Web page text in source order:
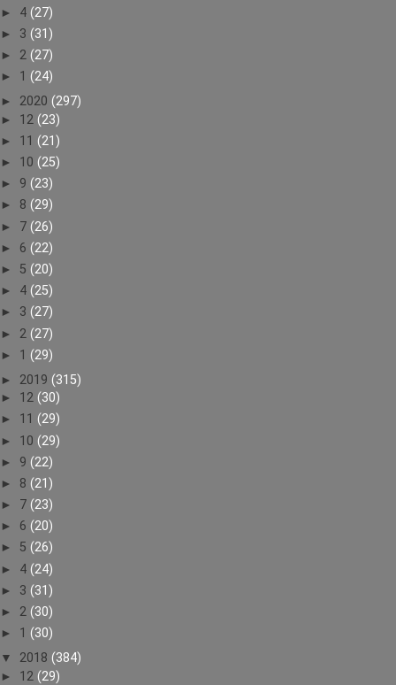
► 4 (27)
► 3 (31)
► 2 (27)
► 1 (24)
► 2020 (297)
► 12 (23)
► 11 (21)
► 10 (25)
► 9 (23)
► 8 (29)
► 7 (26)
► 6 (22)
► 5 (20)
► 4 (25)
► 3 (27)
► 2 (27)
► 1 (29)
► 2019 (315)
► 12 (30)
► 11 (29)
► 10 (29)
► 9 (22)
► 8 (21)
► 7 (23)
► 6 (20)
► 5 (26)
► 4 (24)
► 3 (31)
► 2 (30)
► 1 (30)
▼ 2018 (384)
► 12 (29)